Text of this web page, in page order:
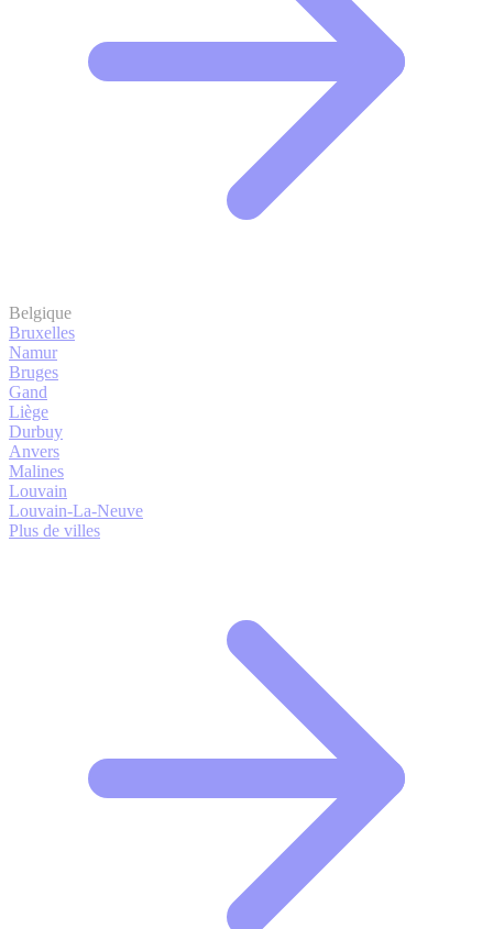
Belgique
Bruxelles
Namur
Bruges
Gand
Liège
Durbuy
Anvers
Malines
Louvain
Louvain-La-Neuve
Plus de villes